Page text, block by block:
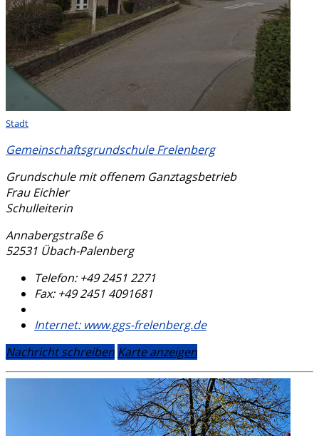
Stadt
Gemeinschaftsgrundschule Frelenberg
Grundschule mit offenem Ganztagsbetrieb
Frau Eichler
Schulleiterin
Annabergstraße 6
52531 Übach-Palenberg
Telefon: +49 2451 2271
Fax: +49 2451 4091681
Internet: www.ggs-frelenberg.de
Nachricht schreiben Karte anzeigen